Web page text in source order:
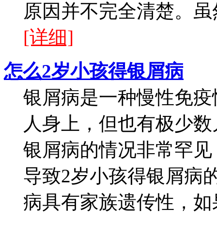
原因并不完全清楚。
[详细]
怎么2岁小孩得银屑病
银屑病是一种慢性免
人身上，但也有极少
银屑病的情况非常罕
导致2岁小孩得银屑病
病具有家族遗传性，如